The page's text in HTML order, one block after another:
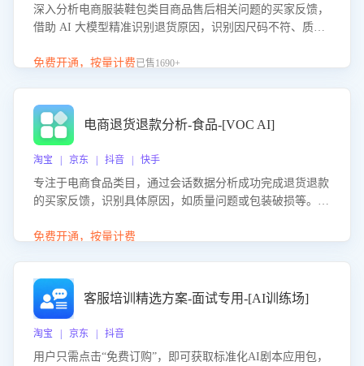
深入分析电商服装鞋包类目商品售后相关问题的买家反馈，
借助 AI 大模型精准识别退货原因，识别因尺码不符、质量
议，助力商家优化产品或服务，实现销售额的显著提升。
免费开通，按量计费已售1690+
电商退货退款分析-食品-[VOC AI]
淘宝 | 京东 | 抖音 | 快手
专注于电商食品类目，通过会话数据分析成功完成退货退款
的买家反馈，识别具体原因，如质量问题或包装破损等。结
商家降低退款率，提升售后效率。
免费开通，按量计费
客服培训精选方案-面试专用-[AI训练场]
淘宝 | 京东 | 抖音
用户只需点击“免费订购”，即可获取标准化AI剧本应用包，